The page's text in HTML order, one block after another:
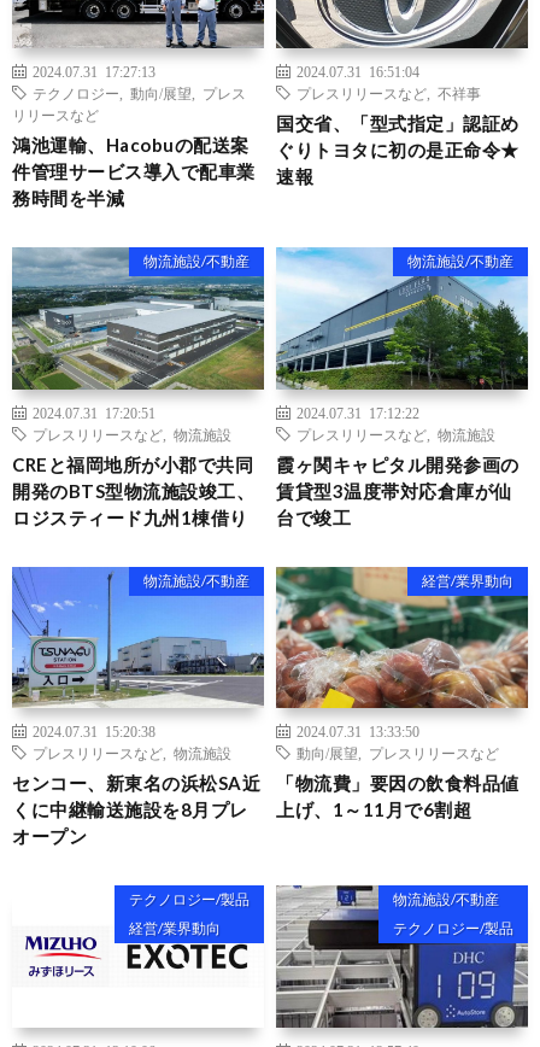
2024.07.31 17:27:13
テクノロジー
動向/展望
プレス
リリースなど
鴻池運輸、Hacobuの配送案
件管理サービス導入で配車業
務時間を半減
2024.07.31 16:51:04
プレスリリースなど
不祥事
国交省、「型式指定」認証め
ぐりトヨタに初の是正命令★
速報
物流施設/不動産
2024.07.31 17:20:51
プレスリリースなど
物流施設
CREと福岡地所が小郡で共同
開発のBTS型物流施設竣工、
ロジスティード九州1棟借り
物流施設/不動産
2024.07.31 17:12:22
プレスリリースなど
物流施設
霞ヶ関キャピタル開発参画の
賃貸型3温度帯対応倉庫が仙
台で竣工
物流施設/不動産
2024.07.31 15:20:38
プレスリリースなど
物流施設
センコー、新東名の浜松SA近
くに中継輸送施設を8月プレ
オープン
経営/業界動向
2024.07.31 13:33:50
動向/展望
プレスリリースなど
「物流費」要因の飲食料品値
上げ、1～11月で6割超
テクノロジー/製品
経営/業界動向
物流施設/不動産
テクノロジー/製品